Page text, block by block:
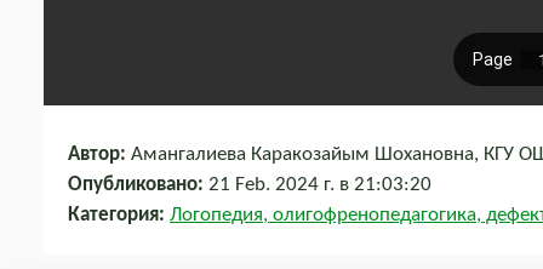
Автор: Амангалиева Каракозайым Шохановна, КГУ
Опубликовано: 21 Feb. 2024 г. в 21:03:20
Категория: Логопедия, олигофренопедагогика,